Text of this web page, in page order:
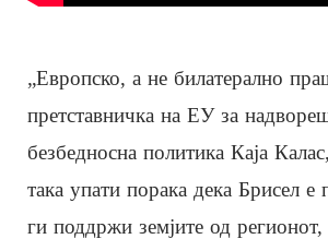
„Европско, а не билатерално
претставничка на ЕУ за
безбедносна политика Каја
така упати порака дека Брисел е
ги поддржи земјите од